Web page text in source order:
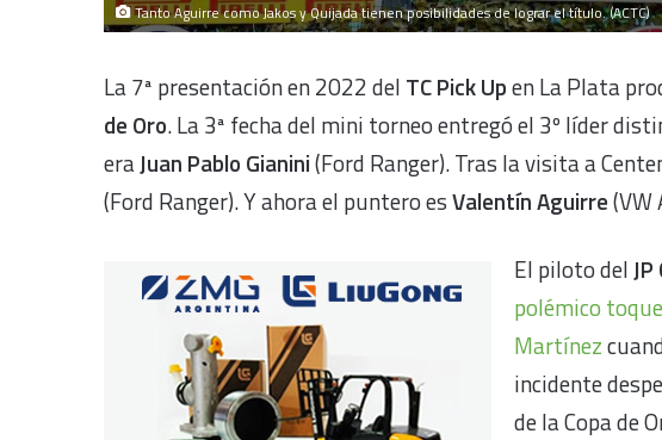
Tanto Aguirre como Jakos y Quijada tienen posibilidades de lograr el título. (ACTC)
La 7ª presentación en 2022 del TC Pick Upen La Plata
de Oro. La 3ª fecha del mini torneo entregó el 3º líder
eraJuan Pablo Gianini(Ford Ranger). Tras la visita a
(Ford Ranger). Y ahora el puntero esValentín Aguirre(VW
El piloto del
polémico
Martínez
incidente
de la Copa de